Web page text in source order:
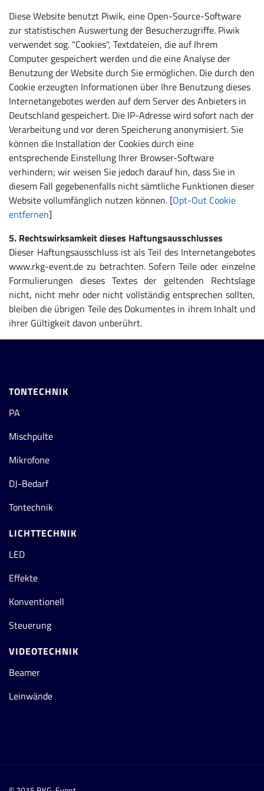
Diese Website benutzt Piwik, eine Open-Source-Software
zur statistischen Auswertung der Besucherzugriffe. Piwik
verwendet sog. "Cookies", Textdateien, die auf Ihrem
Computer gespeichert werden und die eine Analyse der
Benutzung der Website durch Sie ermöglichen. Die durch den
Cookie erzeugten Informationen über Ihre Benutzung dieses
Internetangebotes werden auf dem Server des Anbieters in
Deutschland gespeichert. Die IP-Adresse wird sofort nach der
Verarbeitung und vor deren Speicherung anonymisiert. Sie
können die Installation der Cookies durch eine
entsprechende Einstellung Ihrer Browser-Software
verhindern; wir weisen Sie jedoch darauf hin, dass Sie in
diesem Fall gegebenenfalls nicht sämtliche Funktionen dieser
Website vollumfänglich nutzen können. [Opt-Out Cookie
entfernen]
5. Rechtswirksamkeit dieses Haftungsausschlusses
Dieser Haftungsausschluss ist als Teil des Internetangebotes
www.rkg-event.de zu betrachten. Sofern Teile oder einzelne
Formulierungen dieses Textes der geltenden Rechtslage
nicht, nicht mehr oder nicht vollständig entsprechen sollten,
bleiben die übrigen Teile des Dokumentes in ihrem Inhalt und
ihrer Gültigkeit davon unberührt.
TONTECHNIK
PA
Mischpulte
Mikrofone
DJ-Bedarf
Tontechnik
LICHTTECHNIK
LED
Effekte
Konventionell
Steuerung
VIDEOTECHNIK
Beamer
Leinwände